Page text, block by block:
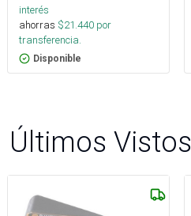
interés
ahorras $21.440 por
transferencia.
Disponible
Últimos Vistos